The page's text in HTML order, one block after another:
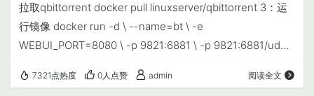
拉取qbittorrent docker pull linuxserver/qbittorrent 3：运
行镜像 docker run -d \ --name=bt \ -e
WEBUI_PORT=8080 \ -p 9821:6881 \ -p 9821:6881/udp \
unless-stoppe…
7321点热度 0人点赞 admin 阅读全文